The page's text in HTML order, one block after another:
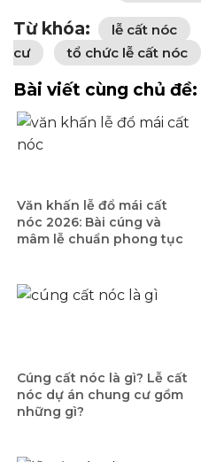
Từ khóa: lễ cất nóc
cư
tổ chức lễ cất nóc
Bài viết cùng chủ đề:
Văn khấn lễ đổ mái cất
nóc 2026: Bài cúng và
mâm lễ chuẩn phong tục
Cúng cất nóc là gì? Lễ cất
nóc dự án chung cư gồm
những gì?